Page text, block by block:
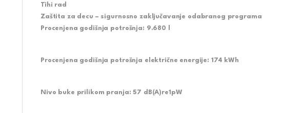
Tihi rad
Zaštita za decu – sigurnosno zaključavanje odabranog programa
Procenjena godišnja potrošnja: 9.680 l
Procenjena godišnja potrošnja električne energije: 174 kWh
Nivo buke prilikom pranja:57 dB(A)re1pW